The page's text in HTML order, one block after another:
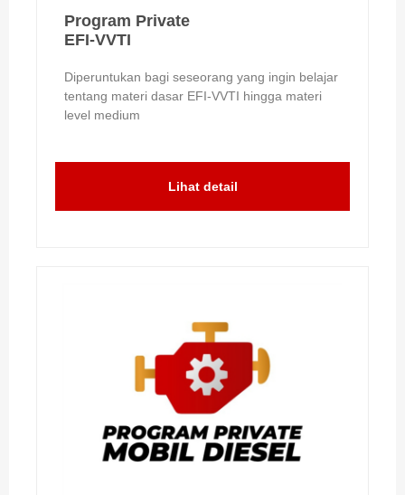
Program Private
EFI-VVTI
Diperuntukan bagi seseorang yang ingin belajar
tentang materi dasar EFI-VVTI hingga materi
level medium
Lihat detail